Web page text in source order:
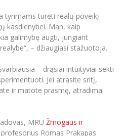
tyrimams turėti realų poveikį
kasdienybei. Man, kaip
galimybę augti, jungiant
– džiaugiasi stažuotoja.
– drąsiai intuityviai sekti
Jei atrasite sritį,
ir matote prasmę, atradimai
MRU Žmogaus ir
profesorius Romas Prakapas